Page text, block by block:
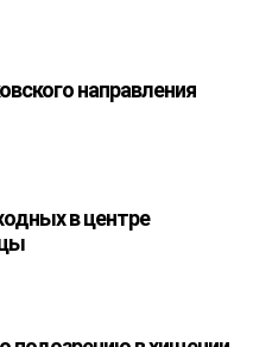
направления
в центре